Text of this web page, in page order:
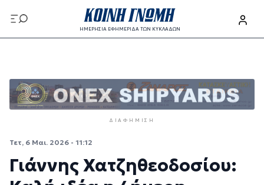
Παράκαμψη προς το κυρίως περιεχόμενο
ΗΜΕΡΗΣΙΑ ΕΦΗΜΕΡΙΔΑ ΤΩΝ ΚΥΚΛΑΔΩΝ
ΔΙΑΦΉΜΙΣΗ
Τετ, 6 Μαι. 2026 - 11:12
Γιάννης Χατζηθεοδοσίου: